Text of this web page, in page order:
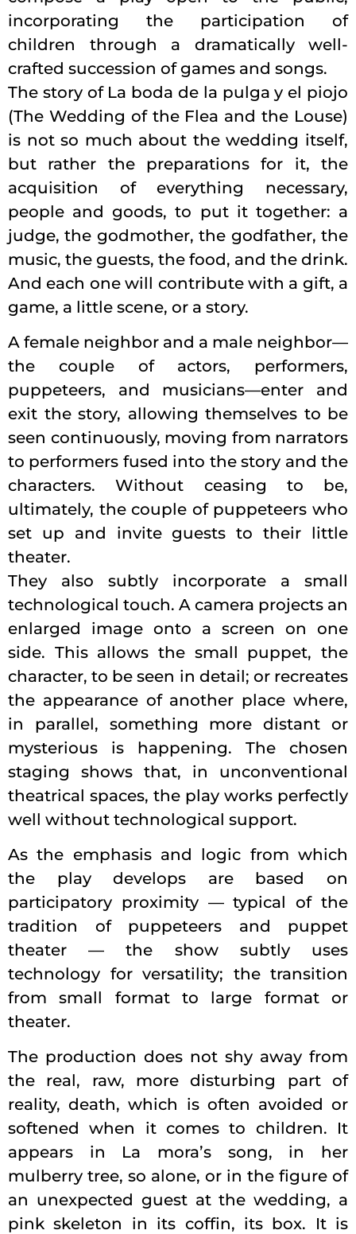
incorporating the participation of
children through a dramatically well-
crafted succession of games and songs.
The story of La boda de la pulga y el piojo
(The Wedding of the Flea and the Louse)
is not so much about the wedding itself,
but rather the preparations for it, the
acquisition of everything necessary,
people and goods, to put it together: a
judge, the godmother, the godfather, the
music, the guests, the food, and the drink.
And each one will contribute with a gift, a
game, a little scene, or a story.
A female neighbor and a male neighbor—
the couple of actors, performers,
puppeteers, and musicians—enter and
exit the story, allowing themselves to be
seen continuously, moving from narrators
to performers fused into the story and the
characters. Without ceasing to be,
ultimately, the couple of puppeteers who
set up and invite guests to their little
theater.
They also subtly incorporate a small
technological touch. A camera projects an
enlarged image onto a screen on one
side. This allows the small puppet, the
character, to be seen in detail; or recreates
the appearance of another place where,
in parallel, something more distant or
mysterious is happening. The chosen
staging shows that, in unconventional
theatrical spaces, the play works perfectly
well without technological support.
As the emphasis and logic from which
the play develops are based on
participatory proximity — typical of the
tradition of puppeteers and puppet
theater — the show subtly uses
technology for versatility; the transition
from small format to large format or
theater.
The production does not shy away from
the real, raw, more disturbing part of
reality, death, which is often avoided or
softened when it comes to children. It
appears in La mora’s song, in her
mulberry tree, so alone, or in the figure of
an unexpected guest at the wedding, a
pink skeleton in its coffin, its box. It is